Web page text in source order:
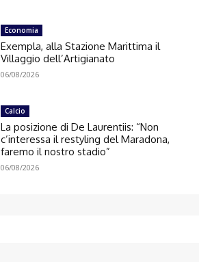
Economia
Exempla, alla Stazione Marittima il
Villaggio dell’Artigianato
06/08/2026
Calcio
La posizione di De Laurentiis: “Non
c’interessa il restyling del Maradona,
faremo il nostro stadio”
06/08/2026